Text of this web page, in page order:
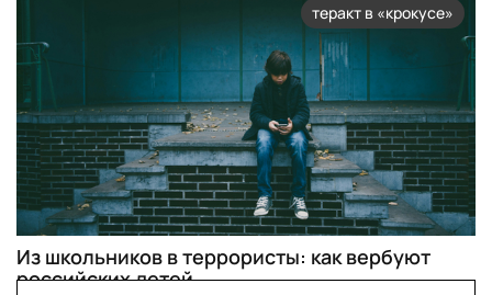
теракт в «крокусе»
Из школьников в террористы: как вербуют
российских детей